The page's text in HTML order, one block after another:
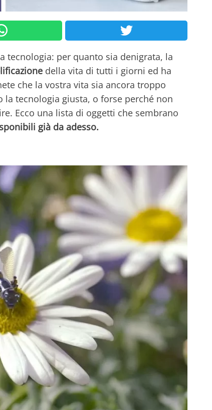
tecnologia: per quanto sia denigrata, la
della vita di tutti i giorni ed ha
che la vostra vita sia ancora troppo
tecnologia giusta, o forse perché non
Ecco una lista di oggetti che sembrano
già da adesso.